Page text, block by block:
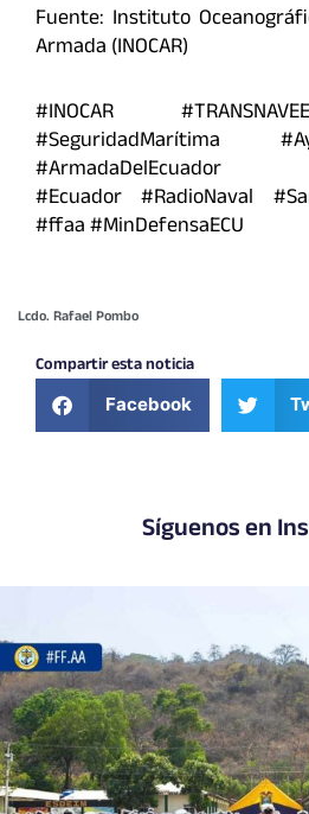
Fuente: Instituto
Armada (INOCAR)
#INOCAR
#SeguridadMarítima
#ArmadaDelEcuador
#Ecuador #RadioNaval
#ffaa #MinDefensaECU
Lcdo. Rafael Pombo
Compartir esta noticia
Facebook
Síguenos en